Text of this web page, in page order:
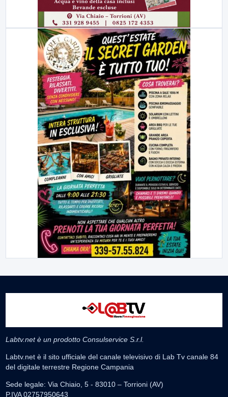
Labtv.net è un prodotto Consulservice S.r.l.
Labtv.net è il sito ufficiale del canale televisivo di Lab Tv canale 84
del digitale terrestre Regione Campania
Sede legale: Via Chiaio, 5 - 83010 – Torrioni (AV)
P.IVA 02757950643